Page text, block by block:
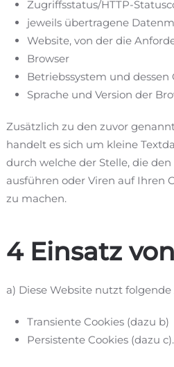
Zugriffsstatus/HTTP-
jeweils übertragene
Website, von der die
Browser
Betriebssystem und dessen
Sprache und Version der
Zusätzlich zu den zuvor
handelt es sich um kleine
durch welche der Stelle, die
ausführen oder Viren auf Ihren
zu machen.
4 Einsatz
a) Diese Website nutzt
Transiente Cookies (dazu b)
Persistente Cookies (dazu c).